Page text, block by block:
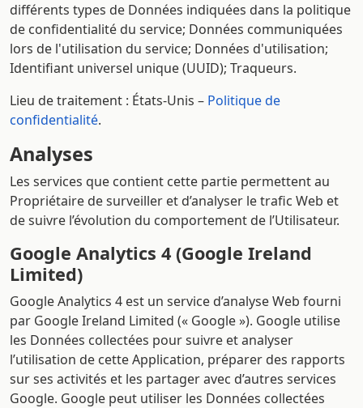
différents types de Données indiquées dans la politique
de confidentialité du service; Données communiquées
lors de l'utilisation du service; Données d'utilisation;
Identifiant universel unique (UUID); Traqueurs.
Lieu de traitement : États-Unis – Politique de
confidentialité.
Analyses
Les services que contient cette partie permettent au
Propriétaire de surveiller et d’analyser le trafic Web et
de suivre l’évolution du comportement de l’Utilisateur.
Google Analytics 4 (Google Ireland
Limited)
Google Analytics 4 est un service d’analyse Web fourni
par Google Ireland Limited (« Google »). Google utilise
les Données collectées pour suivre et analyser
l’utilisation de cette Application, préparer des rapports
sur ses activités et les partager avec d’autres services
Google. Google peut utiliser les Données collectées